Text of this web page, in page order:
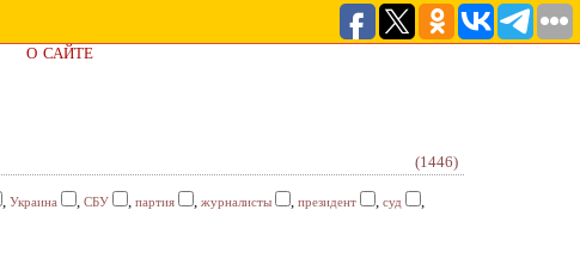
О САЙТЕ
(1446)
, Украина , СБУ , партия , журналисты , президент , суд ,